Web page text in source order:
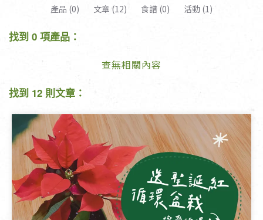
產品 (0) 文章 (12) 食譜 (0) 活動 (1)
找到 0 項產品：
查無相關內容
找到 12 則文章：